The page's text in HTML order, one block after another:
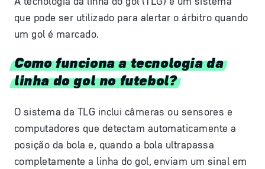
que pode ser utilizado para alertar o árbitro quando
um gol é marcado.
Como funciona a tecnologia da
linha do gol no futebol?
O sistema da TLG inclui câmeras ou sensores e
computadores que detectam automaticamente a
posição da bola e, quando a bola ultrapassa
completamente a linha do gol, enviam um sinal em